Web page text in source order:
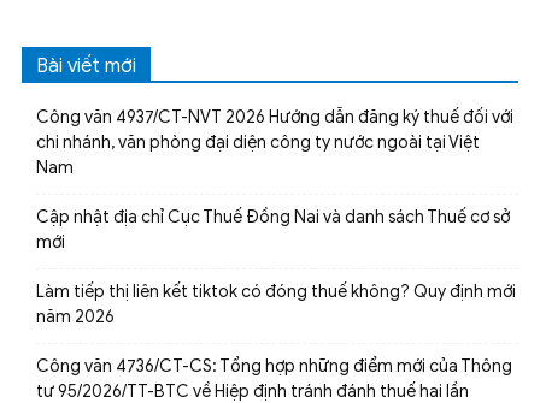
Bài viết mới
Công văn 4937/CT-NVT 2026 Hướng dẫn đăng ký thuế đối với
chi nhánh, văn phòng đại diện công ty nước ngoài tại Việt
Nam
Cập nhật địa chỉ Cục Thuế Đồng Nai và danh sách Thuế cơ sở
mới
Làm tiếp thị liên kết tiktok có đóng thuế không? Quy định mới
năm 2026
Công văn 4736/CT-CS: Tổng hợp những điểm mới của Thông
tư 95/2026/TT-BTC về Hiệp định tránh đánh thuế hai lần